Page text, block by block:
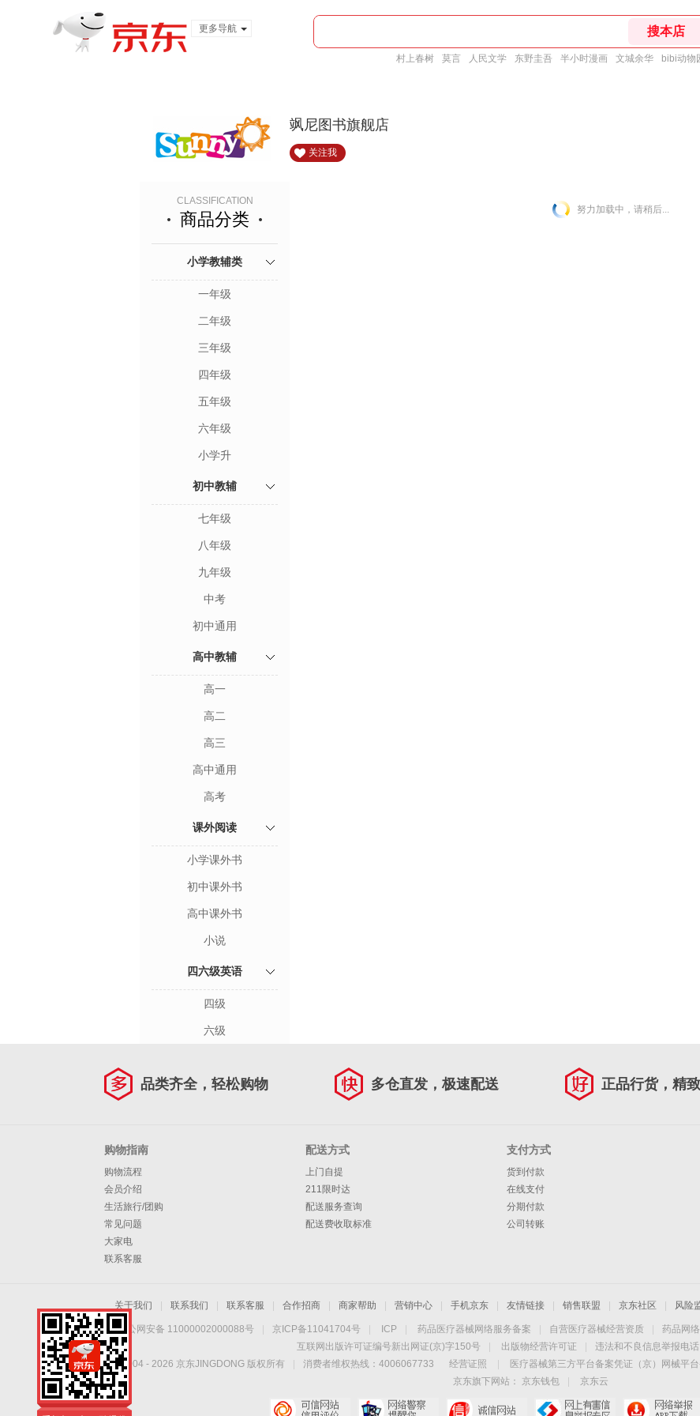
更多导航
村上春树 莫言 人民文学 东野圭吾 半小时漫画 文城余华 bibi动物
飒尼图书旗舰店
关注我
CLASSIFICATION
商品分类
小学教辅类
一年级
二年级
三年级
四年级
五年级
六年级
小学升
初中教辅
七年级
八年级
九年级
中考
初中通用
高中教辅
高一
高二
高三
高中通用
高考
课外阅读
小学课外书
初中课外书
高中课外书
小说
四六级英语
四级
六级
努力加载中，请稍后...
品类齐全，轻松购物 多仓直发，极速配送 正品行货，精
购物指南
购物流程
会员介绍
生活旅行/团购
常见问题
大家电
联系客服
配送方式
上门自提
211限时达
配送服务查询
配送费收取标准
支付方式
货到付款
在线支付
分期付款
公司转账
关于我们 联系我们 联系客服 合作招商 商家帮助 营销中心 手机京东 友情链接 销售联盟 京东社区 风险
京公网安备 11000002000088号 京ICP备11041704号 ICP 药品医疗器械网络服务备案 自营医疗器械经营资质 药品网
互联网出版许可证编号新出网证(京)字150号
出版物经营许可证
违法和不良信息举报电
Copyright © 2004 - 2026 京东JINGDONG 版权所有 消费者维权热线：4006067733 经营证照 医疗器械第三方平台备案凭证（京）网械平
京东旗下网站：
京东钱包
京东云
手机扫一扫，劲爆优
惠触手可得！